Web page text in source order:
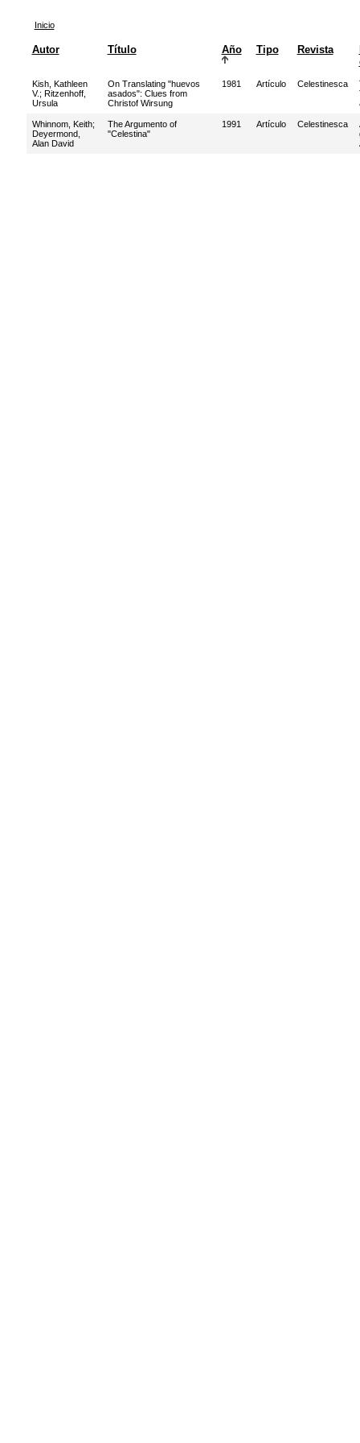
Inicio
Autor Título Año Tipo Revista
Kish, Kathleen
V.; Ritzenhoff,
Ursula
On Translating "huevos
asados": Clues from
Christof Wirsung
1981 Artículo Celestinesca
Whinnom, Keith;
Deyermond,
Alan David
The Argumento of
"Celestina"
1991 Artículo Celestinesca